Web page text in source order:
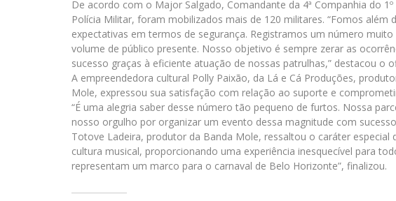
De acordo com o Major Salgado, Comandante da 4ª Companhia do
Polícia Militar, foram mobilizados mais de 120 militares. “Fomos além
expectativas em termos de segurança. Registramos um número
volume de público presente. Nosso objetivo é sempre zerar as
sucesso graças à eficiente atuação de nossas patrulhas,” destacou o
A empreendedora cultural Polly Paixão, da Lá e Cá Produções,
Mole, expressou sua satisfação com relação ao suporte e
“É uma alegria saber desse número tão pequeno de furtos. Nossa
nosso orgulho por organizar um evento dessa magnitude com
Totove Ladeira, produtor da Banda Mole, ressaltou o caráter especial
cultura musical, proporcionando uma experiência inesquecível para
representam um marco para o carnaval de Belo Horizonte”, finalizou.